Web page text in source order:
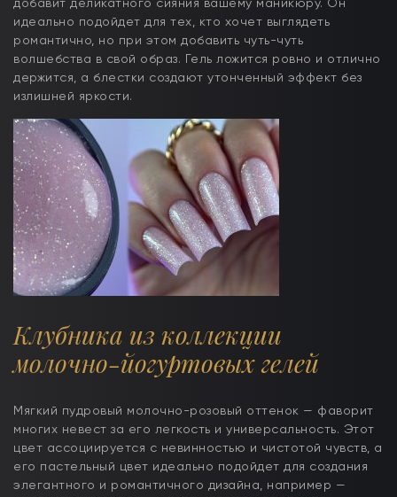
добавит деликатного сияния вашему маникюру. Он
идеально подойдет для тех, кто хочет выглядеть
романтично, но при этом добавить чуть-чуть
волшебства в свой образ. Гель ложится ровно и отлично
держится, а блестки создают утонченный эффект без
излишней яркости.
Клубника из коллекции
молочно-йогуртовых гелей
Мягкий пудровый молочно-розовый оттенок — фаворит
многих невест за его легкость и универсальность. Этот
цвет ассоциируется с невинностью и чистотой чувств, а
его пастельный цвет идеально подойдет для создания
элегантного и романтичного дизайна, например —